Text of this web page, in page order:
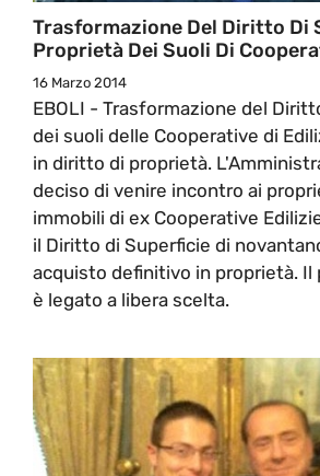
Trasformazione Del Diritto Di
Proprietà Dei Suoli Di
16 Marzo 2014
EBOLI - Trasformazione del
dei suoli delle Cooperative di
in diritto di proprietà.
deciso di venire incontro ai
immobili di ex Cooperative
il Diritto di Superficie di
acquisto definitivo in proprietà. Il
è legato a libera scelta.